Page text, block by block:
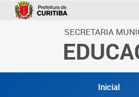
SECRETARIA
Inicial